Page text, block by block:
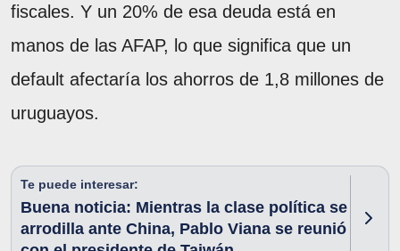
fiscales. Y un 20% de esa deuda está en
manos de las AFAP, lo que significa que un
default afectaría los ahorros de 1,8 millones de
uruguayos.
Te puede interesar:
Buena noticia: Mientras la clase política se
arrodilla ante China, Pablo Viana se reunió